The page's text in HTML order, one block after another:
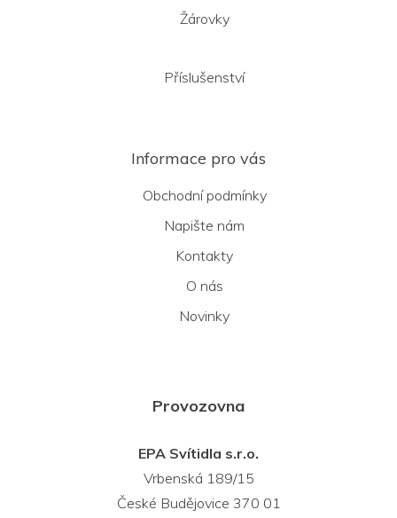
Žárovky
Příslušenství
Informace pro vás
Obchodní podmínky
Napište nám
Kontakty
O nás
Novinky
Provozovna
EPA Svítidla s.r.o.
Vrbenská 189/15
České Budějovice 370 01